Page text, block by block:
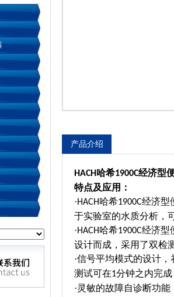
产品介绍
HACH哈希1900C经济型
特点及应用：
·HACH哈希1900C经济型
于实验室的水质分析，
·HACH哈希1900C经济型
设计而成，采用了双检
·信号平均模式的设计
测试可在1分钟之内完
·灵敏的故障自诊断功